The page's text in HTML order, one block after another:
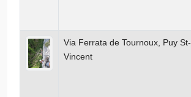
Via Ferrata de Tournoux, Puy St-
Vincent